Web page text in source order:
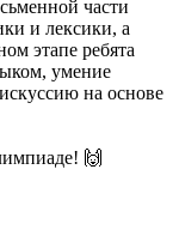
части
и лексики, а
этапе ребята
умение
на основе
🙌